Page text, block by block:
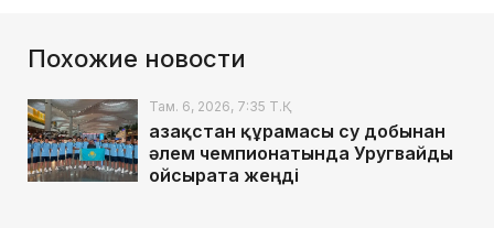
Похожие новости
Там. 6, 2026, 7:35 Т.Қ.
Қазақстан құрамасы су добынан
әлем чемпионатында Уругвайды
ойсырата жеңді